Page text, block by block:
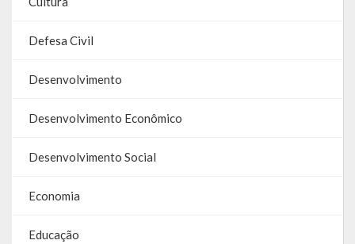
SIAFIC
Contas
Contas – TCE
Relatório Anual de Gestão
Defesa Civil
Desenvolvimento
Desenvolvimento Econômico
Desenvolvimento Social
Economia
Educação